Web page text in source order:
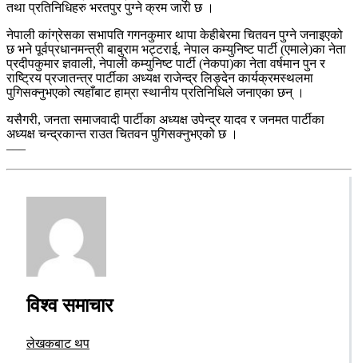
तथा प्रतिनिधिहरु भरतपुर पुग्ने क्रम जारी छ ।
नेपाली कांग्रेसका सभापति गगनकुमार थापा केहीबेरमा चितवन पुग्ने जनाइएको
छ भने पूर्वप्रधानमन्त्री बाबुराम भट्टराई, नेपाल कम्युनिष्ट पार्टी (एमाले)का नेता
प्रदीपकुमार ज्ञवाली, नेपाली कम्युनिष्ट पार्टी (नेकपा)का नेता वर्षमान पुन र
राष्ट्रिय प्रजातन्त्र पार्टीका अध्यक्ष राजेन्द्र लिङ्देन कार्यक्रमस्थलमा
पुगिसक्नुभएको त्यहाँबाट हाम्रा स्थानीय प्रतिनिधिले जनाएका छन् ।
यसैगरी, जनता समाजवादी पार्टीका अध्यक्ष उपेन्द्र यादव र जनमत पार्टीका
अध्यक्ष चन्द्रकान्त राउत चितवन पुगिसक्नुभएको छ ।
–––
विश्व समाचार
लेखकबाट थप